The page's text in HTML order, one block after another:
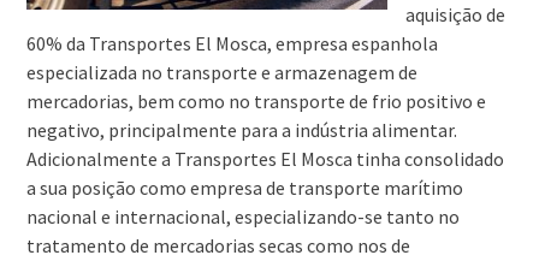
aquisição de
60% da Transportes El Mosca, empresa espanhola
especializada no transporte e armazenagem de
mercadorias, bem como no transporte de frio positivo e
negativo, principalmente para a indústria alimentar.
Adicionalmente a Transportes El Mosca tinha consolidado
a sua posição como empresa de transporte marítimo
nacional e internacional, especializando-se tanto no
tratamento de mercadorias secas como nos de